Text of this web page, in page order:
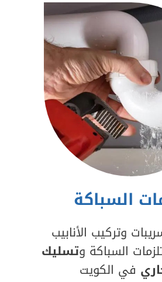
السباكة
وتركيب الأنابيب
السباكة وتسليك
في الكويت